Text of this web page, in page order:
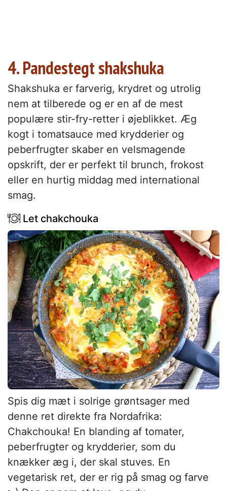
4. Pandestegt shakshuka
Shakshuka er farverig, krydret og utrolig
nem at tilberede og er en af de mest
populære stir-fry-retter i øjeblikket. Æg
kogt i tomatsauce med krydderier og
peberfrugter skaber en velsmagende
opskrift, der er perfekt til brunch, frokost
eller en hurtig middag med international
smag.
Let chakchouka
Spis dig mæt i solrige grøntsager med
denne ret direkte fra Nordafrika:
Chakchouka! En blanding af tomater,
peberfrugter og krydderier, som du
knækker æg i, der skal stuves. En
vegetarisk ret, der er rig på smag og farve